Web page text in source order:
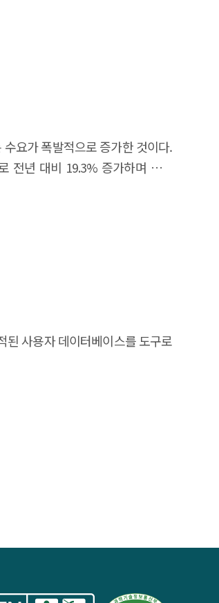
요가 폭발적으로 증가한 것이다.
년 대비 19.3% 증가하며 높은
이버쇼핑 7%, 쿠팡 4%였던 것을
된 사용자 데이터베이스를 도구로